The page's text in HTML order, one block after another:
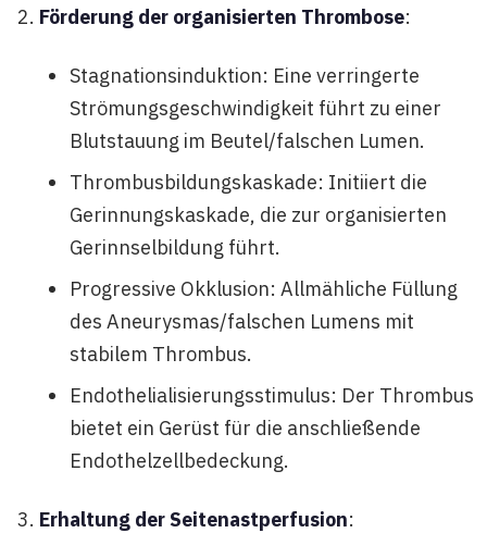
Förderung der organisierten Thrombose:
Stagnationsinduktion: Eine verringerte
Strömungsgeschwindigkeit führt zu einer
Blutstauung im Beutel/falschen Lumen.
Thrombusbildungskaskade: Initiiert die
Gerinnungskaskade, die zur organisierten
Gerinnselbildung führt.
Progressive Okklusion: Allmähliche Füllung
des Aneurysmas/falschen Lumens mit
stabilem Thrombus.
Endothelialisierungsstimulus: Der Thrombus
bietet ein Gerüst für die anschließende
Endothelzellbedeckung.
Erhaltung der Seitenastperfusion: